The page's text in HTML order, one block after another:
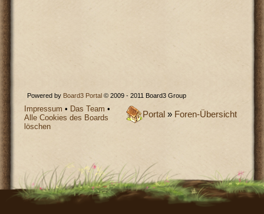
Powered by Board3 Portal © 2009 - 2011 Board3 Group
Portal » Foren-Übersicht
Impressum • Das Team •
Alle Cookies des Boards
löschen